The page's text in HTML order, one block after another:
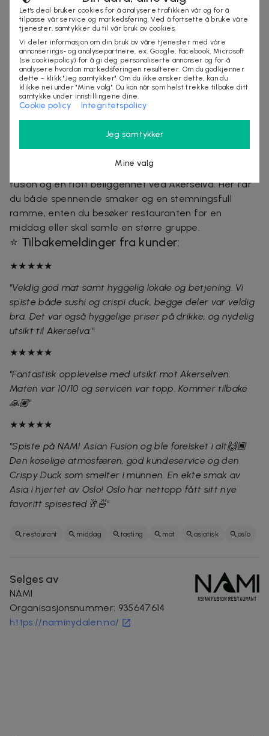
Toppet med miso-sandfjordsmør
(F,SK,SO,M,SES,HV)
Koreansk Kimchi Ramen med ribbe
Ramen-nudler med posjert egg, soyabønner,
vårløk shiitake og spinat(HV,E,SEN)
Dessert:
Nami’s Brownie
NAMI
NAMI er en ny restaurant i Nydalen som byr på asian
fusion og en flott beliggenhet ved Akerselva. Her får
du både spennende smaker og en stemningsfull
ramme, enten du besøker restauranten for en
middag eller skal samle en større gruppe.
⭐ Tilbakemeldinger fra kunder:
★★★★★
"Veldig god mat samt hyggelig lokale og betjening. Vi
spiste både sushi og crispi duck, begge deler var veldig
bra. Det var også hyggelige priser på drikke, og nydelig
utsikt til Akerselva."
★★★★★
"Fantastisk opplevelse med utsikt mot Akerselven.
Maten var 10/10 og servicen var topp. Kommer tilbake
🙏🏽"
★★★★★
"Spiste på NAMI Asian Fusion og ble forelsket i alt🙌🏾
Den koselige atmosfæren, god kundeservice og den
Crispy Duck som smelter i munnen. En ekte smak av
Asia i hjertet av Oslo! Oslo har nettopp fått sitt nye
favoritt spisested🥂🍜"
restaurant middag tasting mat asiatisk oslo
Selges av
NAMI
Organisasjonsnummer: 935647614
https://naminydalen.no/
Let's deal bruker cookies for å analysere trafikken vår og for å
tilpasse vår service og markedsføring. Ved å fortsette å bruke våre
tjenester, samtykker du til vår bruk av cookies.
Vi deler informasjon om din bruk av våre tjenester med våre
annonserings- og analysepartnere, ex. Google, Facebook, Microsoft
(se cookiepolicy) for å gi deg personaliserte annonser og for å
analysere hvordan markedsføringen resulterer. Om du godkjenner
dette - klikk "Jeg samtykker". Om du ikke ønsker dette, kan du
klikke nei under "Mine valg". Du kan når som helst trekke tilbake ditt
samtykke under innstillingene dine.
Cookie policy Integritetspolicy
Jeg samtykker
Mine valg